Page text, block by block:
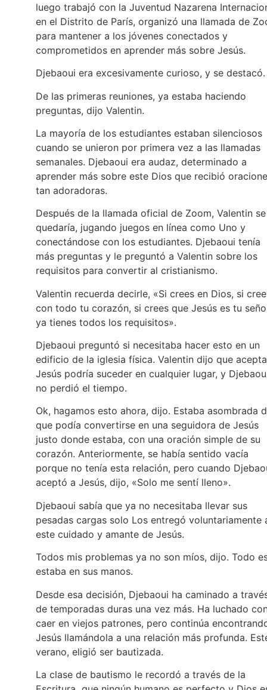
luego trabajó con la Juventud Nazarena
en el Distrito de París, organizó una llamada de
para mantener a los jóvenes conectados y
comprometidos en aprender más sobre Jesús.
Djebaoui era excesivamente curioso, y se destacó.
De las primeras reuniones, ya estaba haciendo
preguntas, dijo Valentin.
La mayoría de los estudiantes estaban silenciosos
cuando se unieron por primera vez a las llamadas
semanales. Djebaoui era audaz, determinado a
aprender más sobre este Dios que recibió
tan adoradoras.
Después de la llamada oficial de Zoom, Valentin se
quedaría, jugando juegos en línea como Uno y
conectándose con los estudiantes. Djebaoui tenía
más preguntas y le preguntó a Valentin sobre los
requisitos para convertir al cristianismo.
Valentin recuerda decirle, «Si crees en Dios, si
con todo tu corazón, si crees que Jesús es tu
ya tienes todos los requisitos».
Djebaoui preguntó si necesitaba hacer esto en un
edificio de la iglesia física. Valentin dijo que
Jesús podría suceder en cualquier lugar, y
no perdió el tiempo.
Ok, hagamos esto ahora, dijo. Estaba asombrada
que podía convertirse en una seguidora de Jesús
justo donde estaba, con una oración simple de su
corazón. Anteriormente, se había sentido vacía
porque no tenía esta relación, pero cuando
aceptó a Jesús, dijo, «Solo me sentí lleno».
Djebaoui sabía que ya no necesitaba llevar sus
pesadas cargas solo Los entregó voluntariamente
este cuidado y amante de Jesús.
Todos mis problemas ya no son míos, dijo. Todo
estaba en sus manos.
Desde esa decisión, Djebaoui ha caminado a
de temporadas duras una vez más. Ha luchado
caer en viejos patrones, pero continúa
Jesús llamándola a una relación más profunda.
verano, eligió ser bautizada.
La clase de bautismo le recordó a través de la